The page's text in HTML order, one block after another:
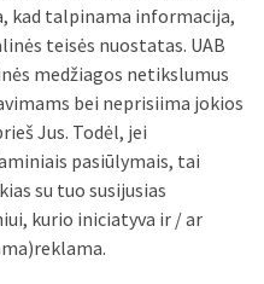
kad talpinama informacija,
teisės nuostatas. UAB
medžiagos netikslumus
bei neprisiima jokios
Jus. Todėl, jei
pasiūlymais, tai
su tuo susijusias
kurio iniciatyva ir / ar